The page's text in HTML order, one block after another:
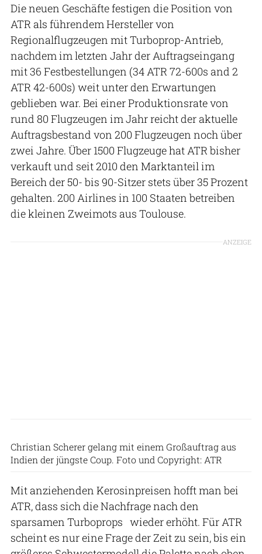
Die neuen Geschäfte festigen die Posi­tion von
ATR als führendem Hersteller von
Regionalflugzeugen mit Turboprop-Antrieb,
nachdem im letzten Jahr der Auftragseingang
mit 36 Festbestellungen (34 ATR 72-600s and 2
ATR 42-600s) weit unter den Erwartungen
geblieben war. Bei einer Produktionsrate von
rund 80 Flugzeugen im Jahr reicht der aktuelle
Auftragsbestand von 200 Flugzeugen noch über
zwei Jahre. Über 1500 Flugzeuge hat ATR bisher
verkauft und seit 2010 den Marktanteil im
Bereich der 50- bis 90-Sitzer stets über 35 Prozent
gehalten. 200 Airlines in 100 Staaten betreiben
die kleinen Zweimots aus Toulouse.
ANZEIGE
Christian Scherer gelang mit einem Großauftrag aus
Indien der jüngste Coup. Foto und Copyright: ATR
Mit anziehenden Kerosinpreisen hofft man bei
ATR, dass sich die Nachfrage nach den
sparsamen Turboprops wieder erhöht. Für ATR
scheint es nur eine Frage der Zeit zu sein, bis ein